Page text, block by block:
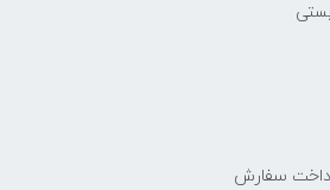
سفارش